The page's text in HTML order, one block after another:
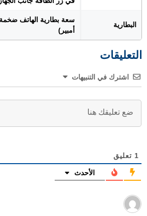
البطارية
أمبير)
التعليقات
اشترك في التنبيهات
1 تعليق
الأحدث